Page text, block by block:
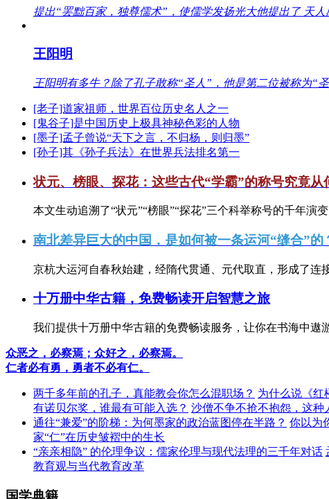
提出“罢黜百家，独尊儒术”，使儒学发扬光大他提出了 天
王阳明
王阳明有多牛？除了孔子敢称“圣人”，他是第二位被称为“圣
[老子]道家祖师，世界百位历史名人之一
[鬼谷子]是中国历史上极具神秘色彩的人物
[墨子]孟子曾说“天下之言，不归杨，则归墨”
[孙子]其《孙子兵法》在世界兵法排名第一
状元、榜眼、探花：这些古代“学霸”的称号究竟从
本文生动追溯了“状元”“榜眼”“探花”三个科举称号的千年演
南北差异巨大的中国，是如何被一条运河“缝合”的
京杭大运河自春秋始建，经隋代贯通、元代取直，形成了连
十万册中华古籍，免费畅读开启智慧之旅
我们提供十万册中华古籍的免费畅读服务，让你在书海中遨
众恶之，必察焉；众好之，必察焉。
仁者必有勇，勇者不必有仁。
两千多年前的孔子，真能教会你怎么混职场？ 为什么说《红
有诺贝尔奖，谁最有可能入选？ 沙僧不争不抢不抱怨，这种
通往“兼爱”的阶梯：为何墨家的政治蓝图停在半路？ 你以为
家“仁”在历史皱褶中的生长
“亲亲相隐” 的伦理争议：儒家伦理与现代法理的三千年对话
教育观与当代教育改革
国学典籍